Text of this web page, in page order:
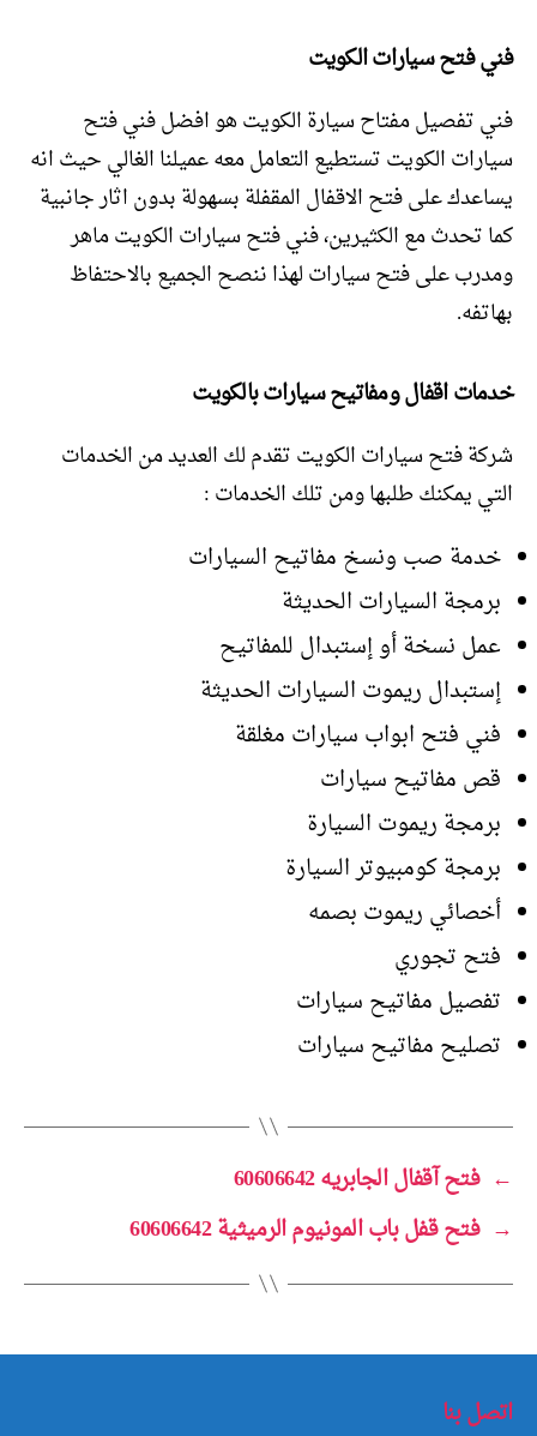
فني فتح سيارات الكويت
فني تفصيل مفتاح سيارة الكويت هو افضل فني فتح
سيارات الكويت تستطيع التعامل معه عميلنا الغالي حيث انه
يساعدك على فتح الاقفال المقفلة بسهولة بدون اثار جانبية
كما تحدث مع الكثيرين، فني فتح سيارات الكويت ماهر
ومدرب على فتح سيارات لهذا ننصح الجميع بالاحتفاظ
بهاتفه.
خدمات اقفال ومفاتيح سيارات بالكويت
شركة فتح سيارات الكويت تقدم لك العديد من الخدمات
التي يمكنك طلبها ومن تلك الخدمات :
خدمة صب ونسخ مفاتيح السيارات
برمجة السيارات الحديثة
عمل نسخة أو إستبدال للمفاتيح
إستبدال ريموت السيارات الحديثة
فني فتح ابواب سيارات مغلقة
قص مفاتيح سيارات
برمجة ريموت السيارة
برمجة كومبيوتر السيارة
أخصائي ريموت بصمه
فتح تجوري
تفصيل مفاتيح سيارات
تصليح مفاتيح سيارات
← فتح آقفال الجابريه 60606642
→ فتح قفل باب المونيوم الرميثية 60606642
اتصل بنا